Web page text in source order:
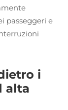
passeggeri e
i
alta